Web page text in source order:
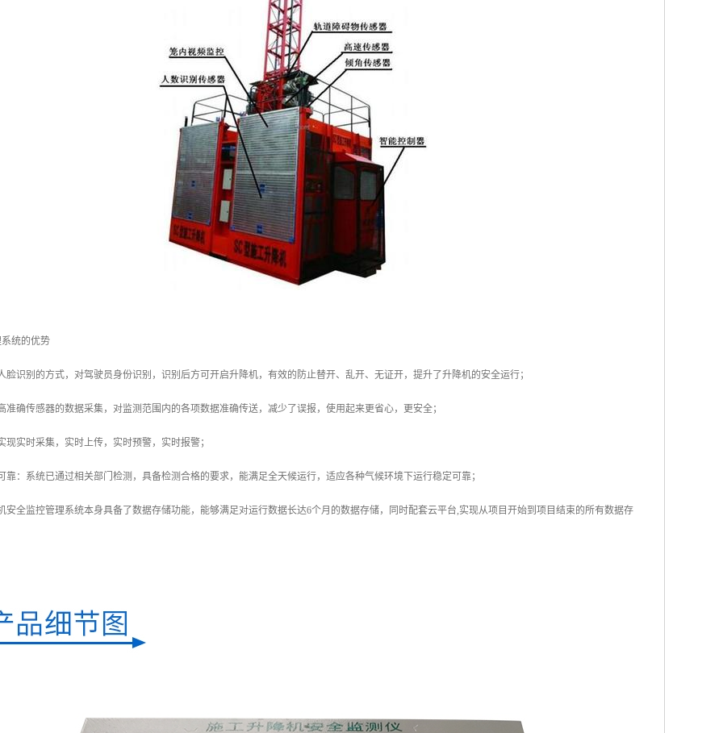
统的优势
脸识别的方式，对驾驶员身份识别，识别后方可开启升降机，有效的防止替开、乱开、无证开，提升了升降机的安全运行；
准确传感器的数据采集，对监测范围内的各项数据准确传送，减少了误报，使用起来更省心，更安全；
现实时采集，实时上传，实时预警，实时报警；
靠：系统已通过相关部门检测，具备检测合格的要求，能满足全天候运行，适应各种气候环境下运行稳定可靠；
安全监控管理系统本身具备了数据存储功能，能够满足对运行数据长达6个月的数据存储，同时配套云平台,实现从项目开始到项目结束的所有数据存